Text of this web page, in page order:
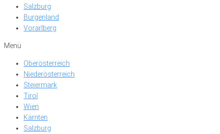
Salzburg
Burgenland
Vorarlberg
Menü
Oberösterreich
Niederösterreich
Steiermark
Tirol
Wien
Kärnten
Salzburg